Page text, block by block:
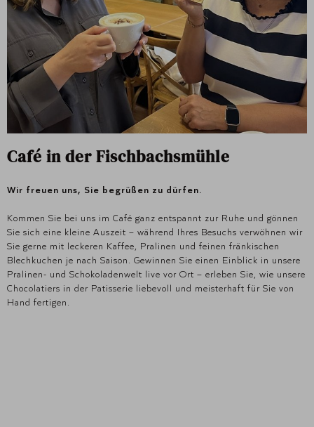
Café in der Fischbachsmühle
Wir freuen uns, Sie begrüßen zu dürfen.
Kommen Sie bei uns im Café ganz entspannt zur Ruhe und gönnen
Sie sich eine kleine Auszeit – während Ihres Besuchs verwöhnen wir
Sie gerne mit leckeren Kaffee, Pralinen und feinen fränkischen
Blechkuchen je nach Saison. Gewinnen Sie einen Einblick in unsere
Pralinen- und Schokoladenwelt live vor Ort – erleben Sie, wie unsere
Chocolatiers in der Patisserie liebevoll und meisterhaft für Sie von
Hand fertigen.